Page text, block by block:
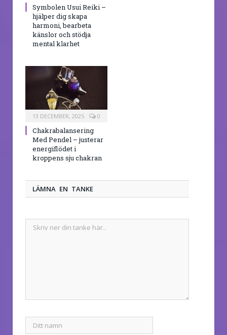
Symbolen Usui Reiki –
hjälper dig skapa
harmoni, bearbeta
känslor och stödja
mental klarhet
13 DECEMBER, 2025 0
Chakrabalansering
Med Pendel – justerar
energiflödet i
kroppens sju chakran
LÄMNA EN TANKE